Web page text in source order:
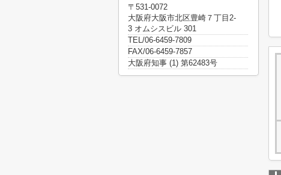
〒531-0072
大阪府大阪市北区豊崎７丁目2-
3 オムシスビル 301
TEL/06-6459-7809
FAX/06-6459-7857
大阪府知事 (1) 第62483号